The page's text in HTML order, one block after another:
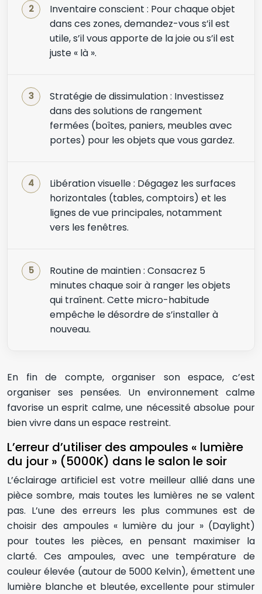
Inventaire conscient : Pour chaque objet
dans ces zones, demandez-vous s’il est
utile, s’il vous apporte de la joie ou s’il est
juste « là ».
Stratégie de dissimulation : Investissez
dans des solutions de rangement
fermées (boîtes, paniers, meubles avec
portes) pour les objets que vous gardez.
Libération visuelle : Dégagez les surfaces
horizontales (tables, comptoirs) et les
lignes de vue principales, notamment
vers les fenêtres.
Routine de maintien : Consacrez 5
minutes chaque soir à ranger les objets
qui traînent. Cette micro-habitude
empêche le désordre de s’installer à
nouveau.
En fin de compte, organiser son espace, c’est
organiser ses pensées. Un environnement calme
favorise un esprit calme, une nécessité absolue pour
bien vivre dans un espace restreint.
L’erreur d’utiliser des ampoules « lumière
du jour » (5000K) dans le salon le soir
L’éclairage artificiel est votre meilleur allié dans une
pièce sombre, mais toutes les lumières ne se valent
pas. L’une des erreurs les plus communes est de
choisir des ampoules « lumière du jour » (Daylight)
pour toutes les pièces, en pensant maximiser la
clarté. Ces ampoules, avec une température de
couleur élevée (autour de 5000 Kelvin), émettent une
lumière blanche et bleutée, excellente pour stimuler